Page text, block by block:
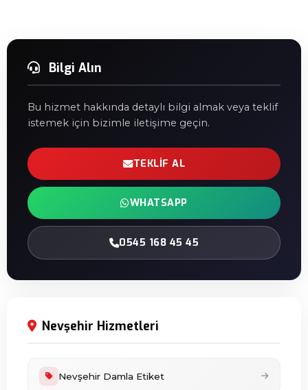
Bilgi Alın
Bu hizmet hakkında detaylı bilgi almak veya teklif
istemek için bizimle iletişime geçin.
TEKLIF AL
WHATSAPP
0545 168 45 45
Nevşehir Hizmetleri
Nevşehir Damla Etiket